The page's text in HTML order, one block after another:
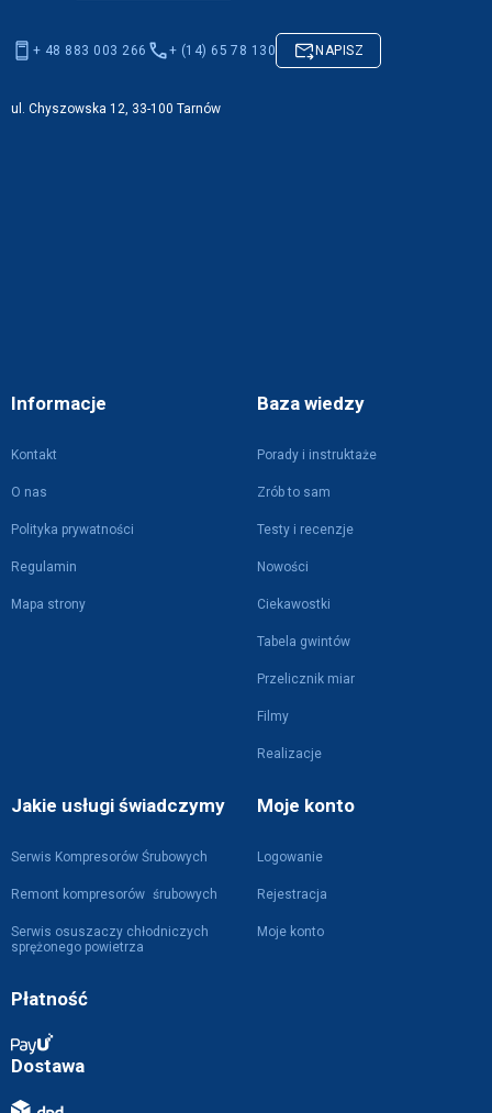
Informacje
Kontakt
O nas
Polityka prywatności
Regulamin
Mapa strony
Baza wiedzy
Porady i instruktaże
Zrób to sam
Testy i recenzje
Nowości
Ciekawostki
Tabela gwintów
Przelicznik miar
Filmy
Realizacje
Jakie usługi świadczymy
Serwis Kompresorów Śrubowych
Remont kompresorów śrubowych
Serwis osuszaczy chłodniczych
sprężonego powietrza
Moje konto
Logowanie
Rejestracja
Moje konto
Płatność
Dostawa
+ 48 883 003 266 + (14) 65 78 130 NAPISZ
ul. Chyszowska 12, 33-100 Tarnów